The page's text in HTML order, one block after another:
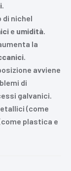
.
di nichel
e umidità.
la
.
avviene
di
galvanici.
(come
plastica e